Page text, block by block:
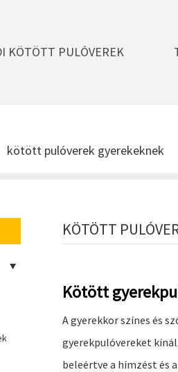
KÖTÖTT PULÓVEREK
kötött pulóverek gyerekeknek
KÖTÖTT
Kötött
A gyerekkor színes és
gyerekpulóvereket
beleértve a hímzést és